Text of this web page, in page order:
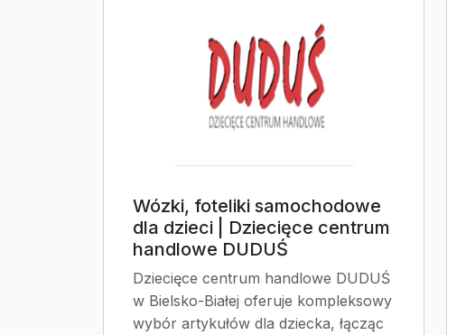
Wózki, foteliki samochodowe
dla dzieci | Dziecięce centrum
handlowe DUDUŚ
Dziecięce centrum handlowe DUDUŚ
w Bielsko-Białej oferuje kompleksowy
wybór artykułów dla dziecka, łącząc